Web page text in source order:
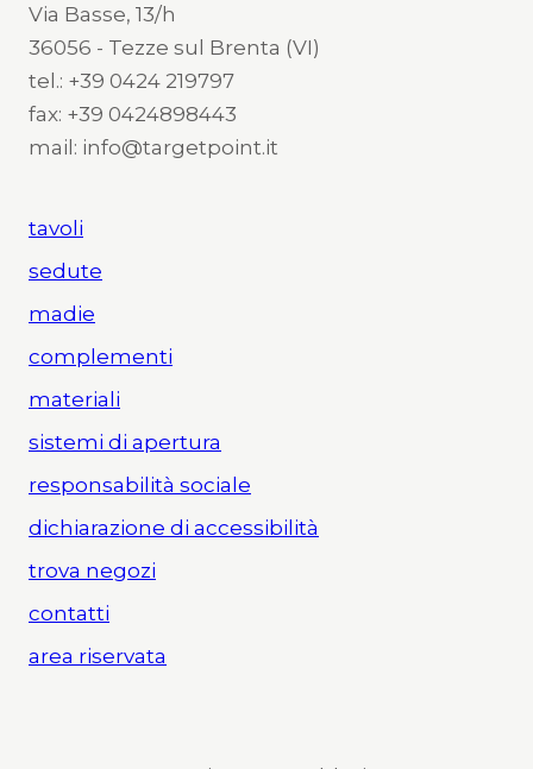
Via Basse, 13/h
36056 - Tezze sul Brenta (VI)
tel.: +39 0424 219797
fax: +39 0424898443
mail: info@targetpoint.it
tavoli
sedute
madie
complementi
materiali
sistemi di apertura
responsabilità sociale
dichiarazione di accessibilità
trova negozi
contatti
area riservata